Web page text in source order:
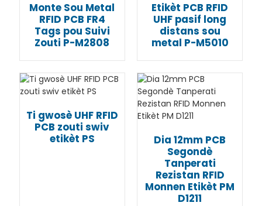
Monte Sou Metal
RFID PCB FR4
Tags pou Suivi
Zouti P-M2808
Etikèt PCB RFID
UHF pasif long
distans sou
metal P-M5010
Ti gwosè UHF RFID
PCB zouti swiv
etikèt PS
Dia 12mm PCB
Segondè
Tanperati
Rezistan RFID
Monnen Etikèt PM
D1211